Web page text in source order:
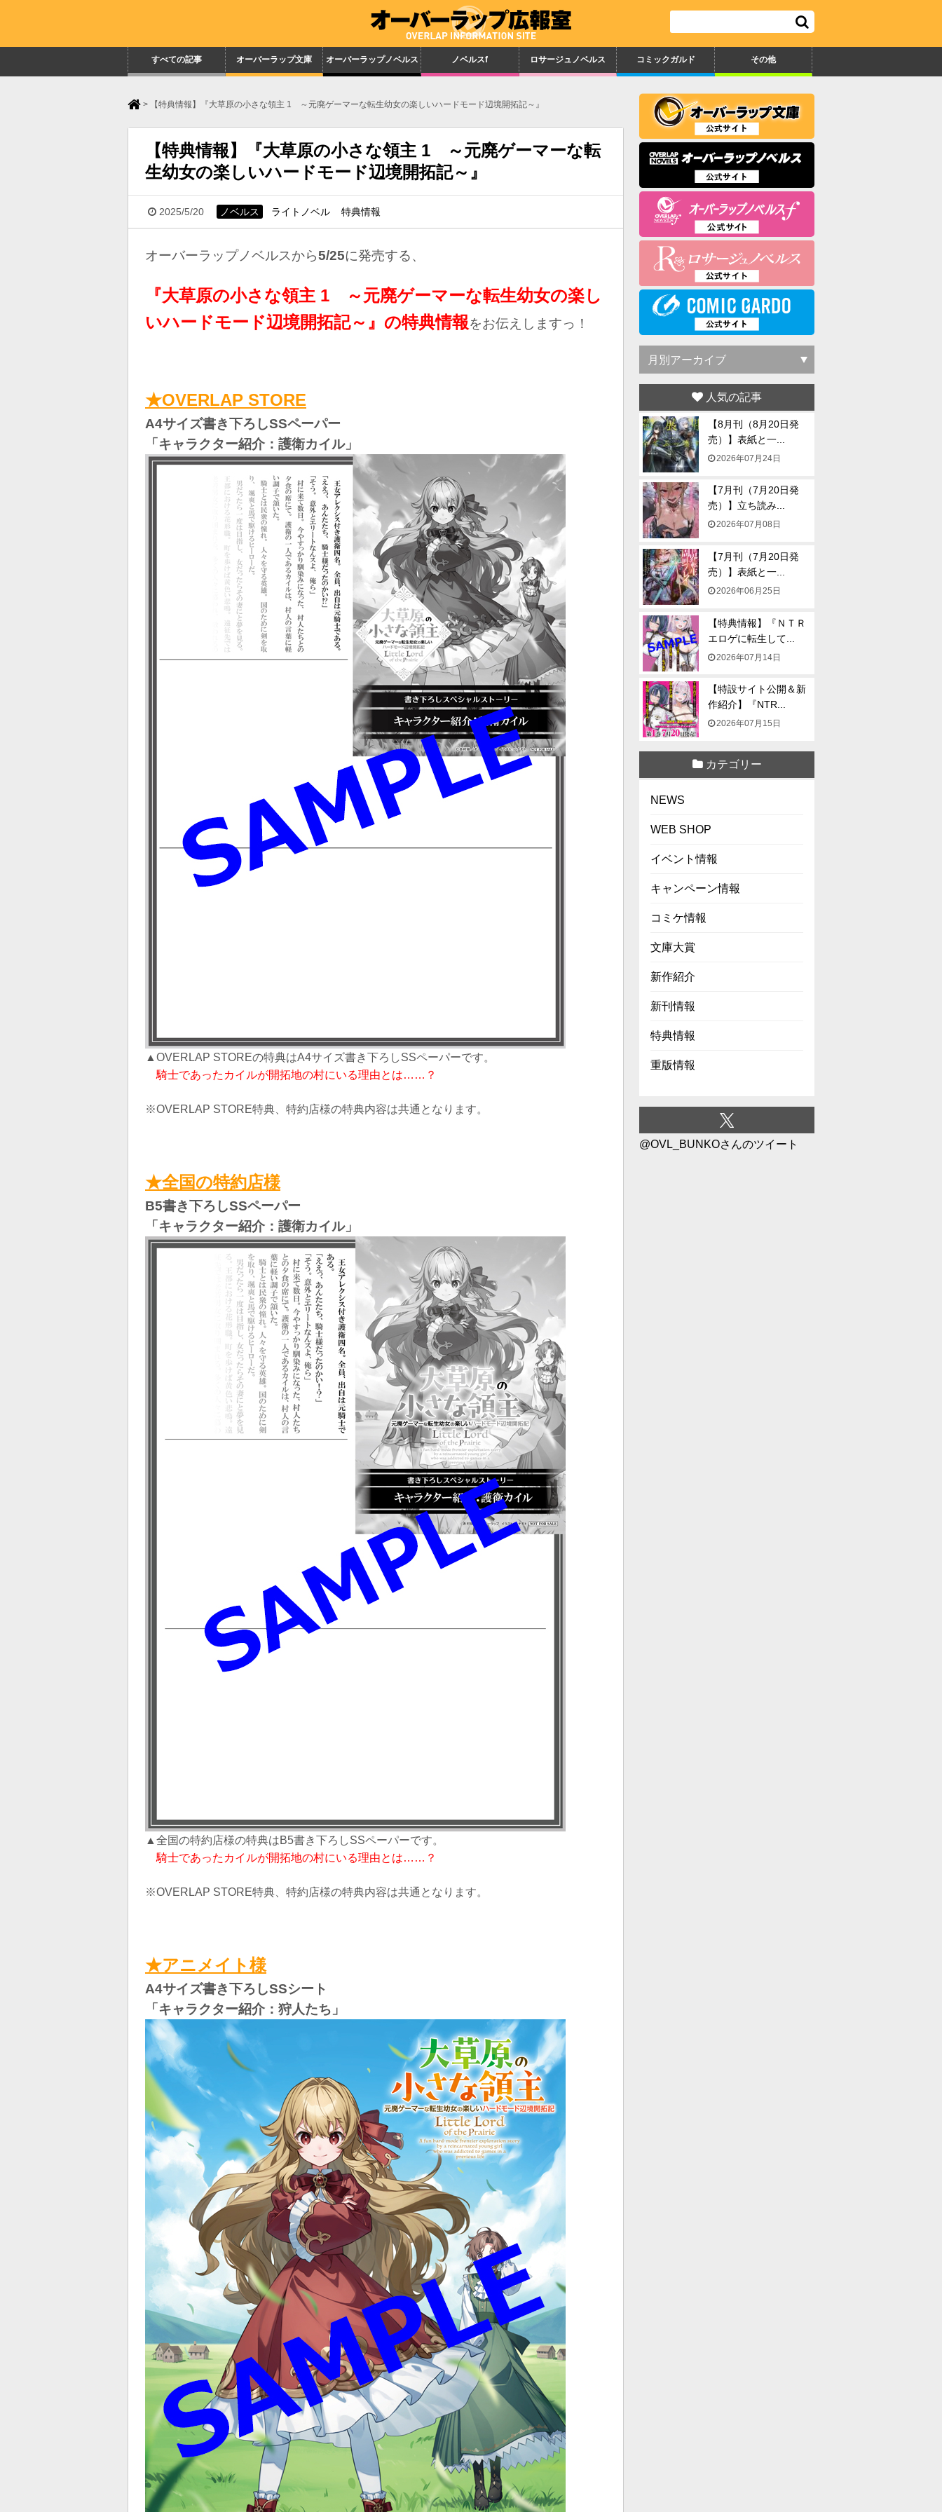
すべての記事 オーバーラップ文庫 オーバーラップノベルス ノベルスf ロサージュノベルス コミックガルド その他
> 【特典情報】『大草原の小さな領主 1 ～元廃ゲーマーな転生幼女の楽しいハードモード辺境開拓記～』
【特典情報】『大草原の小さな領主 1 ～元廃ゲーマーな転
生幼女の楽しいハードモード辺境開拓記～』
2025/5/20 ノベルス ライトノベル 特典情報
オーバーラップノベルスから5/25に発売する、
『大草原の小さな領主 1 ～元廃ゲーマーな転生幼女の楽し
いハードモード辺境開拓記～』の特典情報をお伝えしますっ！
★OVERLAP STORE
A4サイズ書き下ろしSSペーパー
「キャラクター紹介：護衛カイル」
▲OVERLAP STOREの特典はA4サイズ書き下ろしSSペーパーです。
騎士であったカイルが開拓地の村にいる理由とは……？
※OVERLAP STORE特典、特約店様の特典内容は共通となります。
★全国の特約店様
B5書き下ろしSSペーパー
「キャラクター紹介：護衛カイル」
▲全国の特約店様の特典はB5書き下ろしSSペーパーです。
騎士であったカイルが開拓地の村にいる理由とは……？
※OVERLAP STORE特典、特約店様の特典内容は共通となります。
★アニメイト様
A4サイズ書き下ろしSSシート
「キャラクター紹介：狩人たち」
人気の記事
【8月刊（8月20日発
売）】表紙と一...
2026年07月24日
【7月刊（7月20日発
売）】立ち読み...
2026年07月08日
【7月刊（7月20日発
売）】表紙と一...
2026年06月25日
【特典情報】『ＮＴＲ
エロゲに転生して...
2026年07月14日
【特設サイト公開＆新
作紹介】『NTR...
2026年07月15日
カテゴリー
NEWS
WEB SHOP
イベント情報
キャンペーン情報
コミケ情報
文庫大賞
新作紹介
新刊情報
特典情報
重版情報
@OVL_BUNKOさんのツイート